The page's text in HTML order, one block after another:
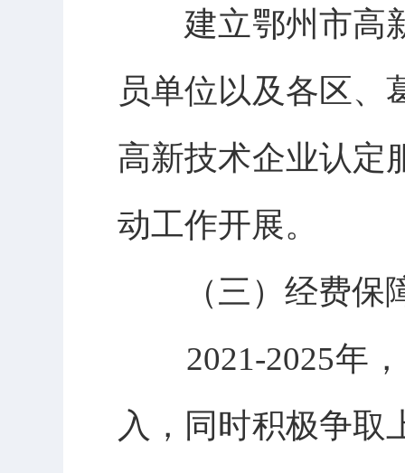
建立鄂州市高新
员单位以及各区、
高新技术企业认定
动工作开展。
（三）经费保
2021-2025年，
入，同时积极争取